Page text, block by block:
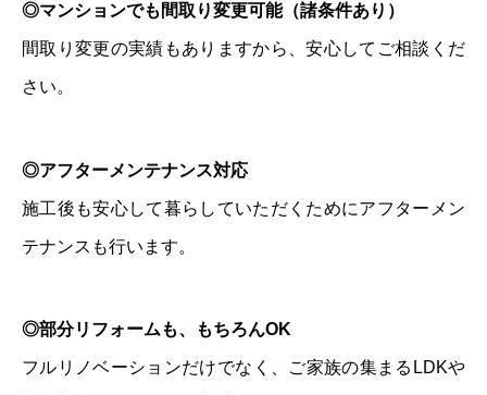
◎マンションでも間取り変更可能（諸条件あり）
間取り変更の実績もありますから、安心してご相談くだ
さい。
◎アフターメンテナンス対応
施工後も安心して暮らしていただくためにアフターメン
テナンスも行います。
◎部分リフォームも、もちろんOK
フルリノベーションだけでなく、ご家族の集まるLDKや